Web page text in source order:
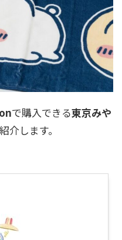
で購入できる東京みや
介します。